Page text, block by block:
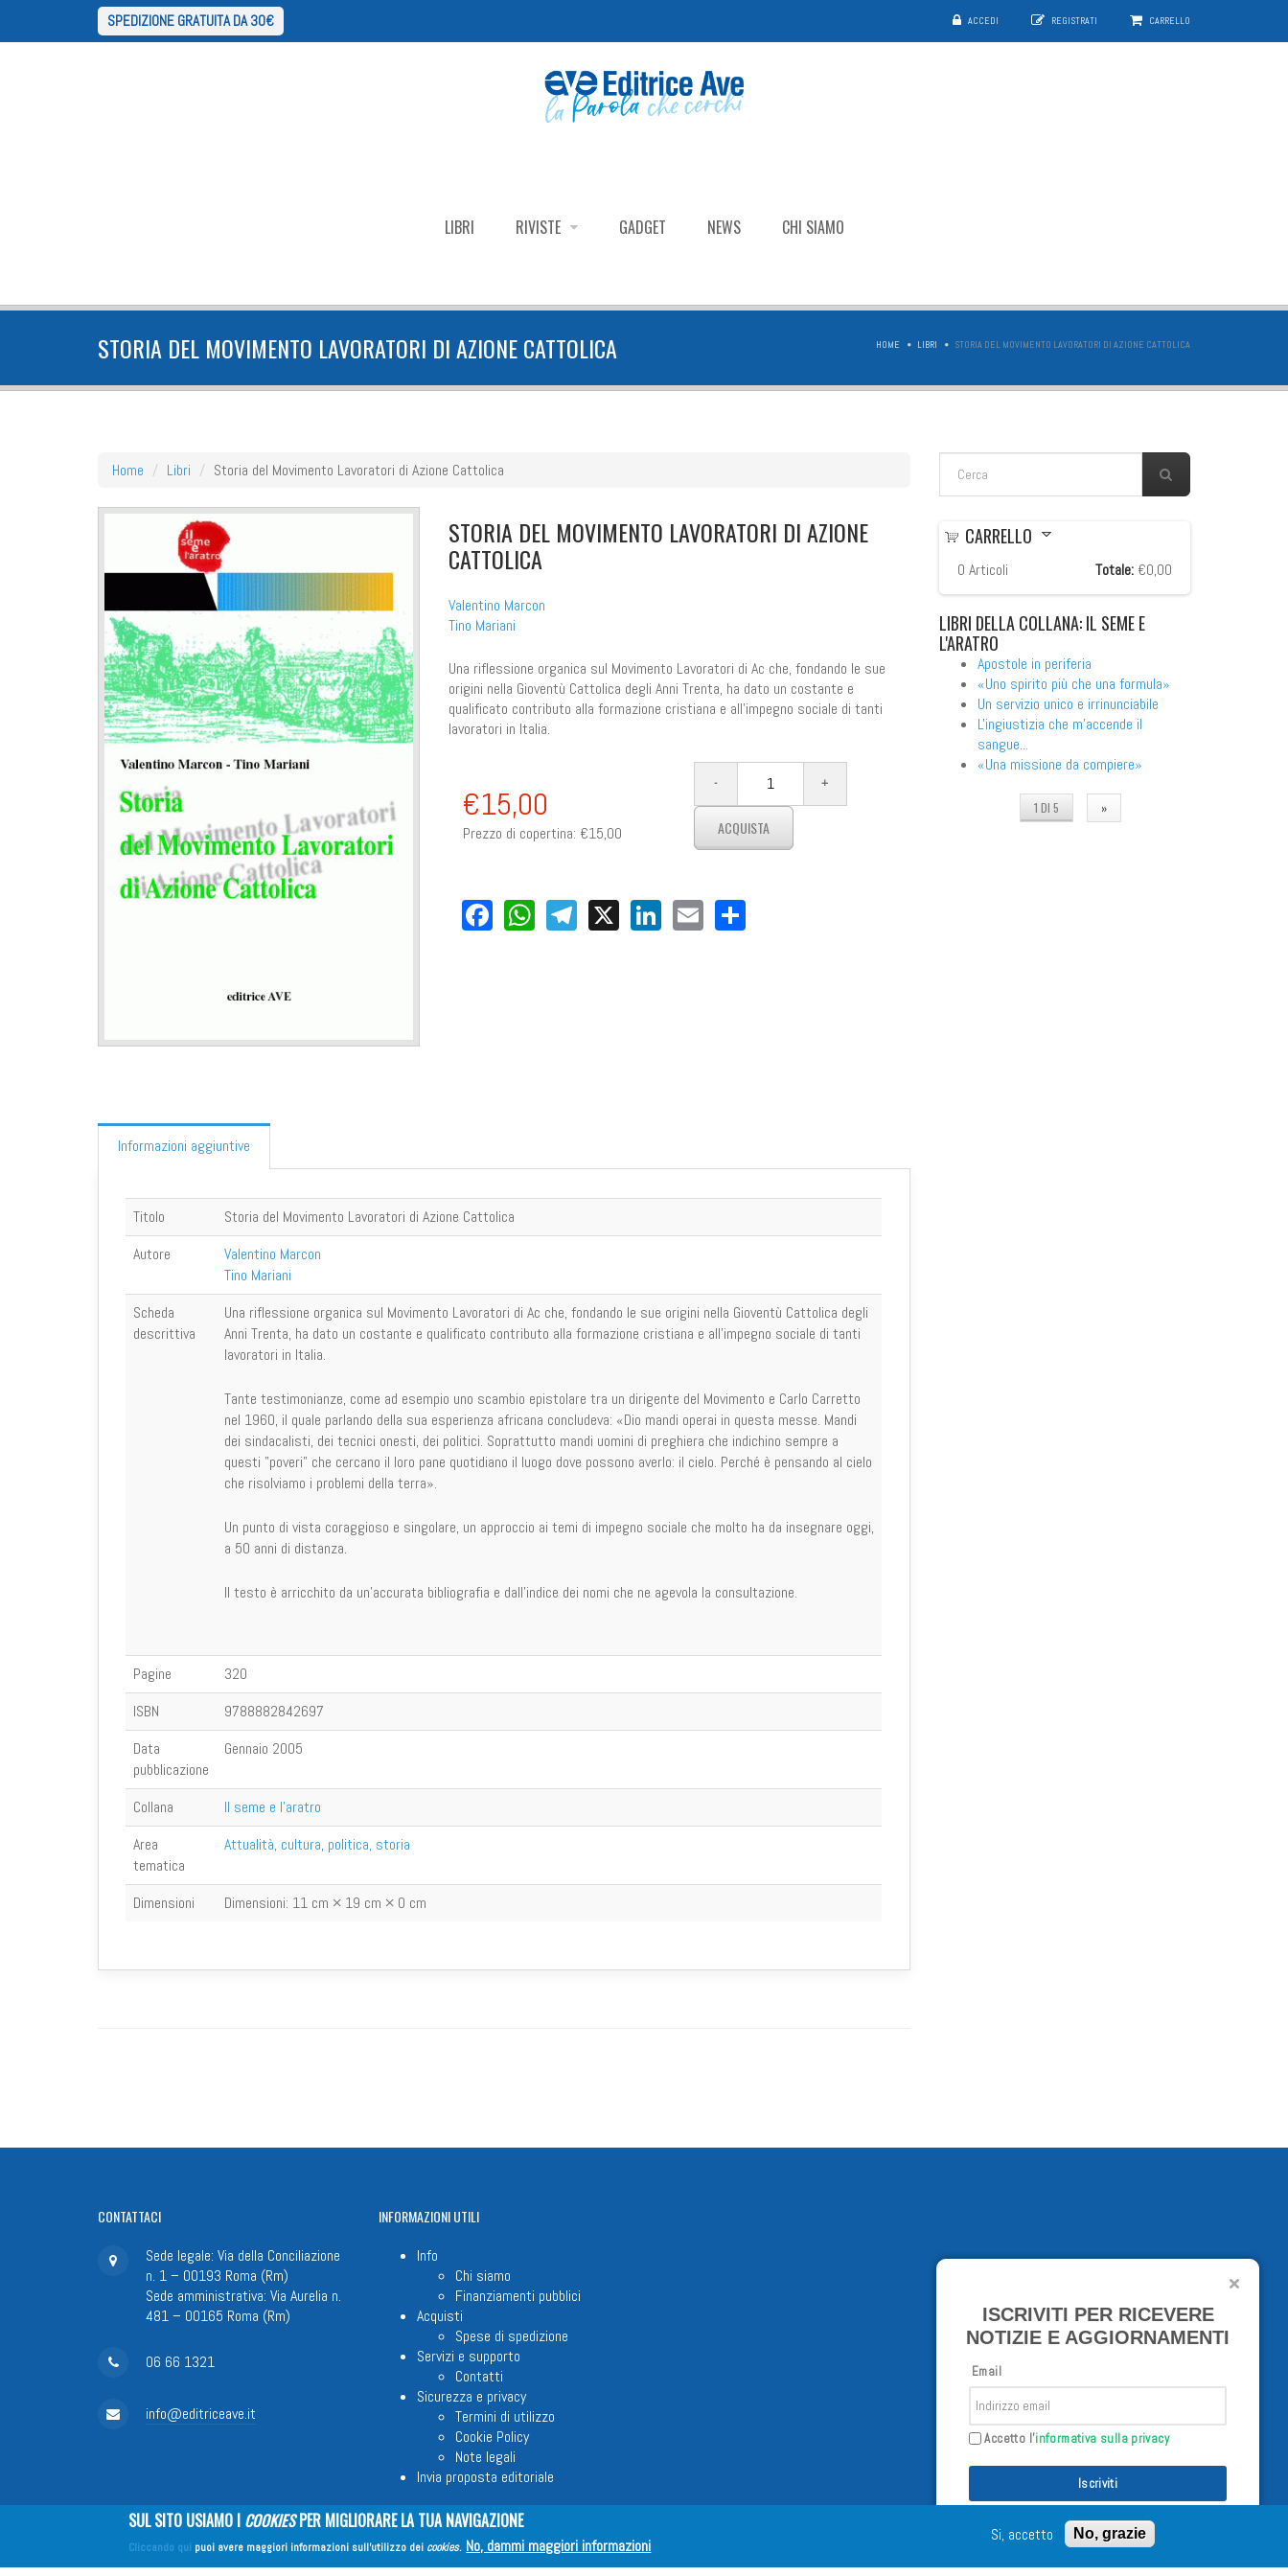
SPEDIZIONE GRATUITA DA 30€ ACCEDI REGISTRATI CARRELLO
LIBRI RIVISTE GADGET NEWS CHI SIAMO
STORIA DEL MOVIMENTO LAVORATORI DI AZIONE CATTOLICA HOME LIBRI STORIA DEL MOVIMENTO LAVORATORI DI AZIONE CATTOLICA
Home Libri Storia del Movimento Lavoratori di Azione Cattolica FORM DI RICERCA
STORIA DEL MOVIMENTO LAVORATORI DI AZIONE
CATTOLICA
Valentino Marcon
Tino Mariani
Una riflessione organica sul Movimento Lavoratori di Ac che, fondando le sue
origini nella Gioventù Cattolica degli Anni Trenta, ha dato un costante e
qualificato contributo alla formazione cristiana e all'impegno sociale di tanti
lavoratori in Italia.
€15,00
Prezzo di copertina: €15,00
Facebook
WhatsApp
Telegram
X LinkedIn
EmailShare
Informazioni aggiuntive
Titolo
Storia del Movimento Lavoratori di Azione Cattolica
Autore
Valentino Marcon
Tino Mariani
Scheda
descrittiva
Una riflessione organica sul Movimento Lavoratori di Ac che, fondando le sue origini nella Gioventù Cattolica degli
Anni Trenta, ha dato un costante e qualificato contributo alla formazione cristiana e all'impegno sociale di tanti
lavoratori in Italia.
Tante testimonianze, come ad esempio uno scambio epistolare tra un dirigente del Movimento e Carlo Carretto
nel 1960, il quale parlando della sua esperienza africana concludeva: «Dio mandi operai in questa messe. Mandi
dei sindacalisti, dei tecnici onesti, dei politici. Soprattutto mandi uomini di preghiera che indichino sempre a
questi "poveri" che cercano il loro pane quotidiano il luogo dove possono averlo: il cielo. Perché è pensando al cielo
che risolviamo i problemi della terra».
Un punto di vista coraggioso e singolare, un approccio ai temi di impegno sociale che molto ha da insegnare oggi,
a 50 anni di distanza.
Il testo è arricchito da un'accurata bibliografia e dall'indice dei nomi che ne agevola la consultazione.
Pagine
320
ISBN
9788882842697
Data
pubblicazione
Gennaio 2005
Collana
Il seme e l'aratro
Area
tematica
Attualità, cultura, politica, storia
Dimensioni Dimensioni: 11 cm × 19 cm × 0 cm
CARRELLO
0 Articoli Totale: €0,00
LIBRI DELLA COLLANA: IL SEME E
L'ARATRO
Apostole in periferia
«Uno spirito più che una formula»
Un servizio unico e irrinunciabile
L'ingiustizia che m'accende il
sangue...
«Una missione da compiere»
1 DI 5 »
CONTATTACI
Sede legale: Via della Conciliazione
n. 1 – 00193 Roma (Rm)
Sede amministrativa: Via Aurelia n.
481 – 00165 Roma (Rm)
06 66 1321
info@editriceave.it
INFORMAZIONIUTILI
Info
Chi siamo
Finanziamenti pubblici
Acquisti
Spese di spedizione
Servizi e supporto
Contatti
Sicurezza e privacy
Termini di utilizzo
Cookie Policy
Note legali
Invia proposta editoriale
Fondazione Apostolicam Actuositatem ETS © 2023 - P.I. 05398481001 - C.F 96306220581 - REA 888781 del 23/02/98 - Tutti i diritti riservati
ISCRIVITI PER RICEVERE
NOTIZIE E AGGIORNAMENTI
Email
Accetto l'informativa sulla privacy
Iscriviti
SUL SITO USIAMO I COOKIESPER MIGLIORARE LA TUA NAVIGAZIONE
Cliccando qui puoi avere maggiori informazioni sull'utilizzo dei cookies. No, dammi maggiori informazioni
Si, accetto No, grazie